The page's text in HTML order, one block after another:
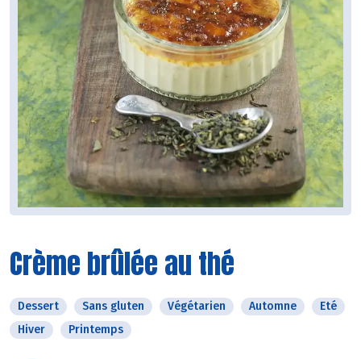
Crème brûlée au thé
Dessert Sans gluten Végétarien Automne
Eté
Hiver
Printemps